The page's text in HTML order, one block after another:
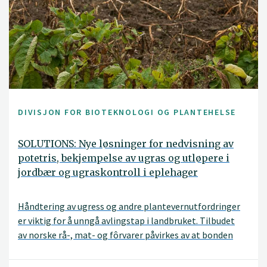
DIVISJON FOR BIOTEKNOLOGI OG PLANTEHELSE
SOLUTIONS: Nye løsninger for nedvisning av
potetris, bekjempelse av ugras og utløpere i
jordbær og ugraskontroll i eplehager
Håndtering av ugress og andre plantevernutfordringer
er viktig for å unngå avlingstap i landbruket. Tilbudet
av norske rå-, mat- og fôrvarer påvirkes av at bonden
forbud mot plantevernmiddelet dikvat og den usikre